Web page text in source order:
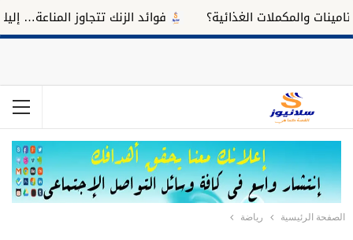
والمكملات الغذائية؟ فوائد الزنك تتجاوز المناعة… إليك
الصفحة الرئيسية رياضة